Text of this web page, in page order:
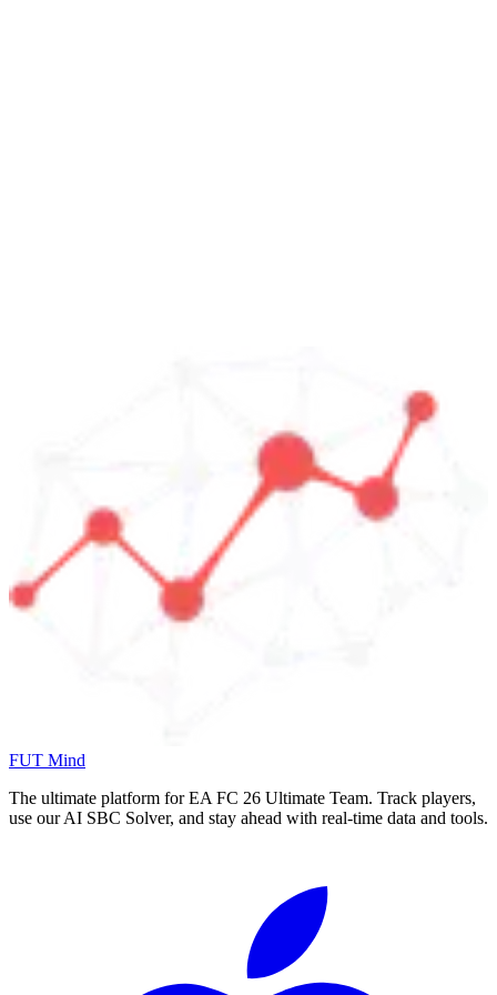
FUT Mind
The ultimate platform for EA FC 26 Ultimate Team. Track players,
use our AI SBC Solver, and stay ahead with real-time data and tools.